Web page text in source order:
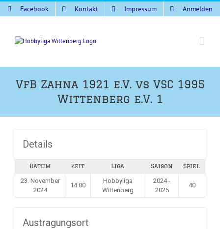
Zum
Inhalt
Facebook Kontakt Impressum Anmelden
VfB Zahna 1921 e.V. vs VSC 1995
Wittenberg e.V. 1
Details
Datum Zeit Liga Saison Spiel
23. November
2024
14:00
Hobbyliga
Wittenberg
2024 -
2025
40
Austragungsort